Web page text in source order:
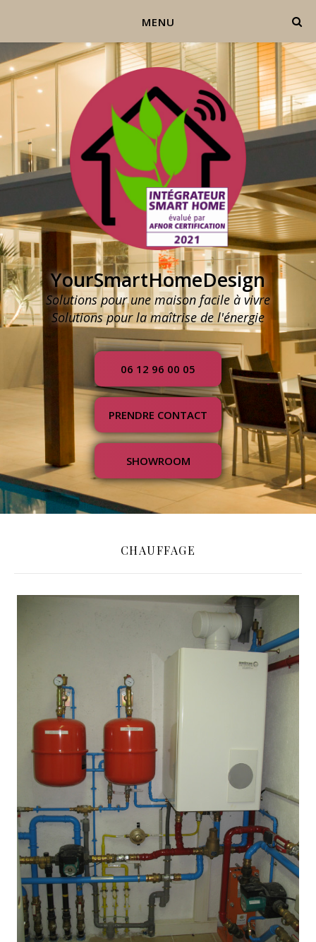
MENU
YourSmartHomeDesign
Solutions pour une maison facile à vivre
Solutions pour la maîtrise de l'énergie
06 12 96 00 05
PRENDRE CONTACT
SHOWROOM
CHAUFFAGE